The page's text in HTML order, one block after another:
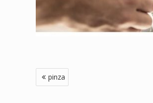
Navegación
de
pinza